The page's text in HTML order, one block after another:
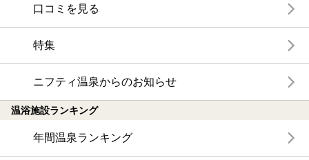
口コミを見る
特集
ニフティ温泉からのお知らせ
温浴施設ランキング
年間温泉ランキング